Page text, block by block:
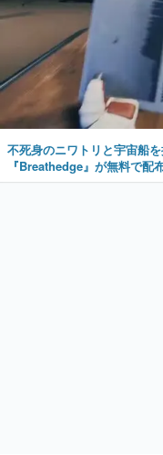
不死身のニワトリと宇宙船
『Breathedge』が無料で配